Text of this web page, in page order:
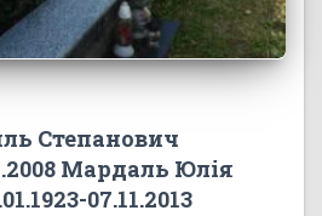
Степанович
Мардаль Юлія
07.11.2013